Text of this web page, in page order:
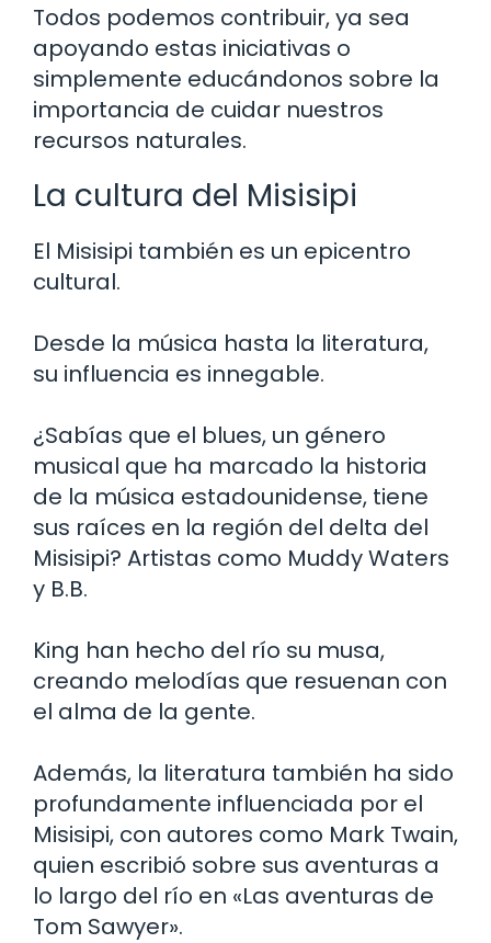
Todos podemos contribuir, ya sea
apoyando estas iniciativas o
simplemente educándonos sobre la
importancia de cuidar nuestros
recursos naturales.
La cultura del Misisipi
El Misisipi también es un epicentro
cultural.
Desde la música hasta la literatura,
su influencia es innegable.
¿Sabías que el blues, un género
musical que ha marcado la historia
de la música estadounidense, tiene
sus raíces en la región del delta del
Misisipi? Artistas como Muddy Waters
y B.B.
King han hecho del río su musa,
creando melodías que resuenan con
el alma de la gente.
Además, la literatura también ha sido
profundamente influenciada por el
Misisipi, con autores como Mark Twain,
quien escribió sobre sus aventuras a
lo largo del río en «Las aventuras de
Tom Sawyer».